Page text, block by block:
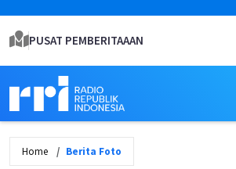
PUSAT PEMBERITAAAN
Home Berita Foto